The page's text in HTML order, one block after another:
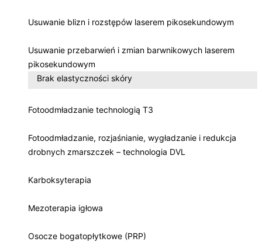
Usuwanie blizn i rozstępów laserem pikosekundowym
Usuwanie przebarwień i zmian barwnikowych laserem
pikosekundowym
Brak elastyczności skóry
Fotoodmładzanie technologią T3
Fotoodmładzanie, rozjaśnianie, wygładzanie i redukcja
drobnych zmarszczek – technologia DVL
Karboksyterapia
Mezoterapia igłowa
Osocze bogatopłytkowe (PRP)